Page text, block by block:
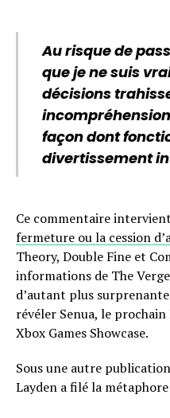
Au risque de
que je ne suis
décisions
façon dont
divertissement
Ce commentaire
fermeture ou la cession
Theory, Double Fine et
informations de The
d’autant plus
révéler Senua, le
Xbox Games Showcase.
Sous une autre
Layden a filé la